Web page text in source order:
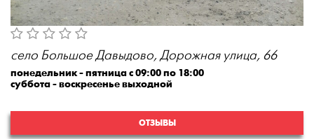
село Большое Давыдово, Дорожная улица, 66
понедельник - пятница с 09:00 по 18:00
суббота - воскресенье выходной
ОТЗЫВЫ